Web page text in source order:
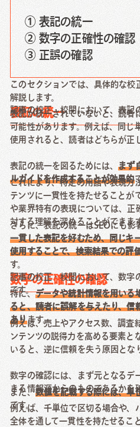
① 表記の統一
② 数字の正確性の確認
③ 正誤の確認
このセクションでは、具体的な校
解説します。
表記の統一
記事の校正・校閲において、表記
表記が統一されていないと、読者
可能性があります。例えば、同じ
使用されると、読者はどちらが正
表記の統一を図るためには、まず
ルガイドを作成することが効果的
これにより、特定の用語や表現方
テンツに一貫性を持たせることが
や業界特有の表現については、正
対する理解を深めることができま
さらに、表記の統一はSEOにも影
一貫した表記を好むため、同じキ
使用することで、検索結果での評
す。
数字の正確性の確認
記事の校正・校閲において、数字
です。
特に、データや統計情報を用いる
ると、読者に誤解を与えたり、信
あります。
例えば、売上やアクセス数、調査
ンテンツの説得力を高める要素と
いると、逆に信頼を失う原因とな
数字の確認には、まず元となるデ
きる情報源からのものであるかを
また、数値を記載する際には、単
です。
例えば、千単位で区切る場合や、
全体を通して一貫性を持たせるこ